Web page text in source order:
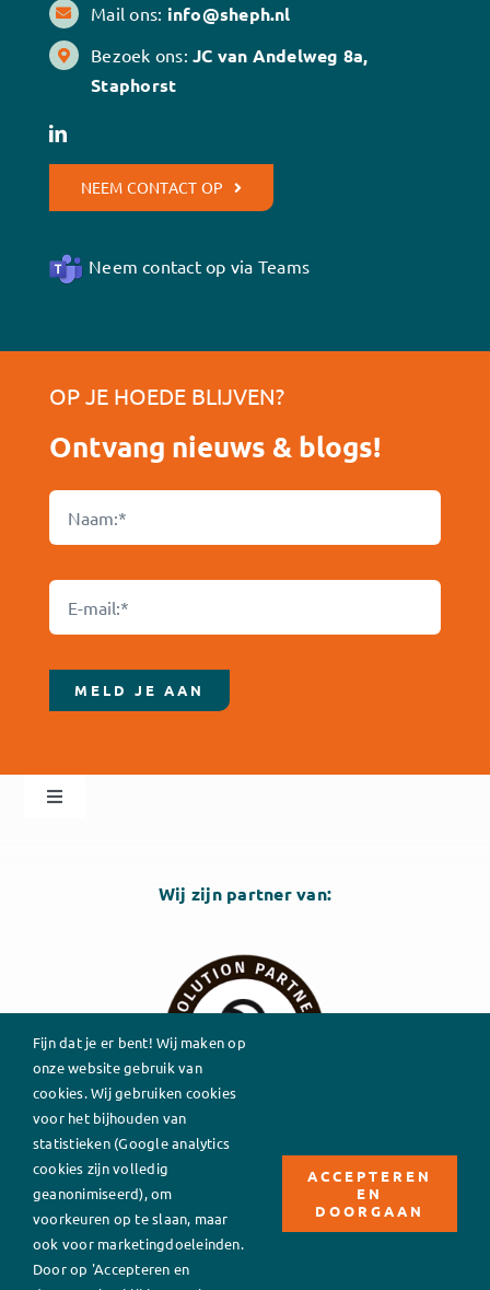
Mail ons: info@sheph.nl
Bezoek ons:JC van Andelweg 8a,
Staphorst
NEEM CONTACT OP
Neem contact op via Teams
OP JE HOEDE BLIJVEN?
Ontvang nieuws & blogs!
MELD JE AAN
Toggle
Wij zijn partner van:
Fijn dat je er bent! Wij maken op
onze website gebruik van
cookies. Wij gebruiken cookies
voor het bijhouden van
statistieken (Google analytics
cookies zijn volledig
geanonimiseerd), om
voorkeuren op te slaan, maar
ook voor marketingdoeleinden.
Door op 'Accepteren en
ACCEPTEREN
EN
DOORGAAN